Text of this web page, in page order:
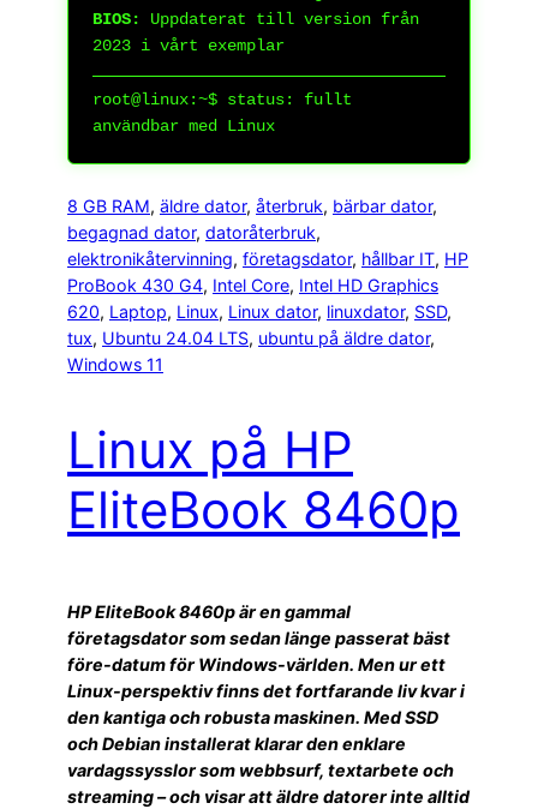
BIOS:
Uppdaterat till version från
2023 i vårt exemplar
root@linux:~$ status: fullt
användbar med Linux
8 GB RAM, äldre dator, återbruk, bärbar dator
begagnad dator, datoråterbruk
elektronikåtervinning, företagsdator, hållbar IT, HP
ProBook 430 G4, Intel Core, Intel HD Graphics
620, Laptop, Linux, Linux dator, linuxdator, SSD
tux, Ubuntu 24.04 LTS, ubuntu på äldre dator
Windows 11
Linux på HP
EliteBook 8460p
HP EliteBook 8460p är en gammal
företagsdator som sedan länge passerat bäst
före-datum för Windows-världen. Men ur ett
Linux-perspektiv finns det fortfarande liv kvar i
den kantiga och robusta maskinen. Med SSD
och Debian installerat klarar den enklare
vardagssysslor som webbsurf, textarbete och
streaming – och visar att äldre datorer inte alltid